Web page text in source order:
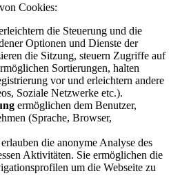
Cookies:
die Steuerung und die
Optionen und Dienste der
die Sitzung, steuern Zugriffe auf
Sortierungen, halten
vor und erleichtern andere
Soziale Netzwerke etc.).
ermöglichen dem Benutzer,
(Sprache, Browser,
erlauben die anonyme Analyse des
Aktivitäten. Sie ermöglichen die
um die Webseite zu